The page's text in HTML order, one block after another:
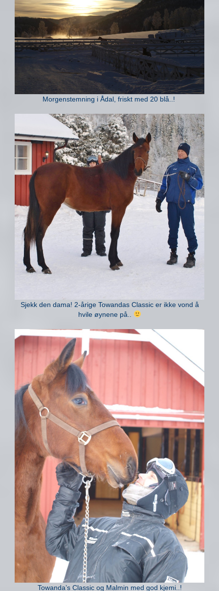
Morgenstemning i Ådal, friskt med 20 blå..!
Sjekk den dama! 2-årige Towandas Classic er ikke vond å
hvile øynene på..
Towanda’s Classic og Malmin med god kjemi..!